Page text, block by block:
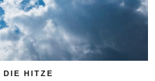
DIE HITZE